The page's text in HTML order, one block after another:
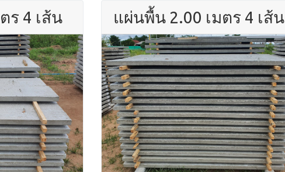
ร 4 เส้น แผ่นพื้น 2.00 เมตร 4 เส้น